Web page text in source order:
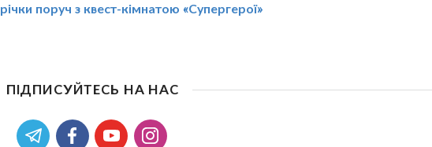
річки поруч з квест-кімнатою «Супергерої»
ПІДПИСУЙТЕСЬ НА НАС